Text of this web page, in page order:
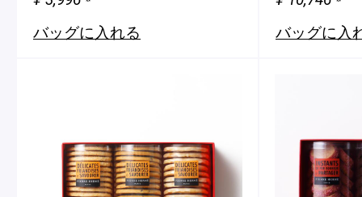
バッグに入れる バッグに入